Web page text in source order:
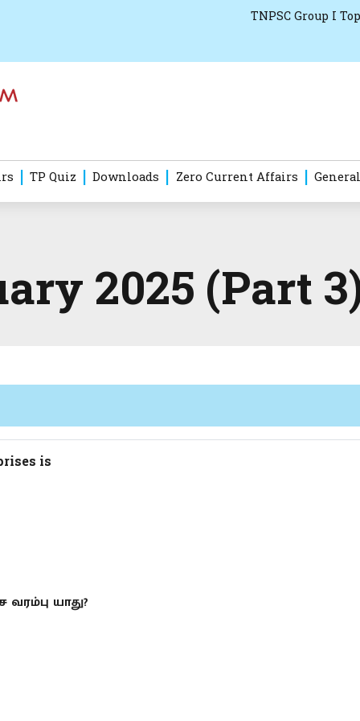
TNPSC Group I
TP Quiz Downloads Zero Current Affairs
2025 (Part
is
யாது?